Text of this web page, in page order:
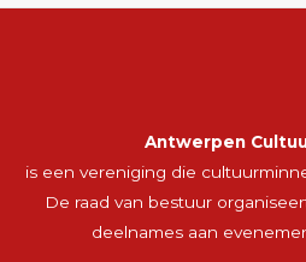
Antwerpen
is een vereniging die
De raad van bestuur
deelnames aan